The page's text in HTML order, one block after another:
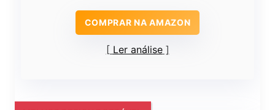
COMPRAR NA AMAZON
Ler análise